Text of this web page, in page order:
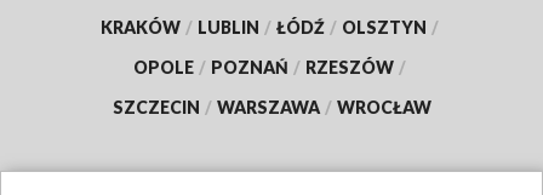
KRAKÓW / LUBLIN / ŁÓDŹ / OLSZTYN /
OPOLE / POZNAŃ / RZESZÓW /
SZCZECIN / WARSZAWA / WROCŁAW